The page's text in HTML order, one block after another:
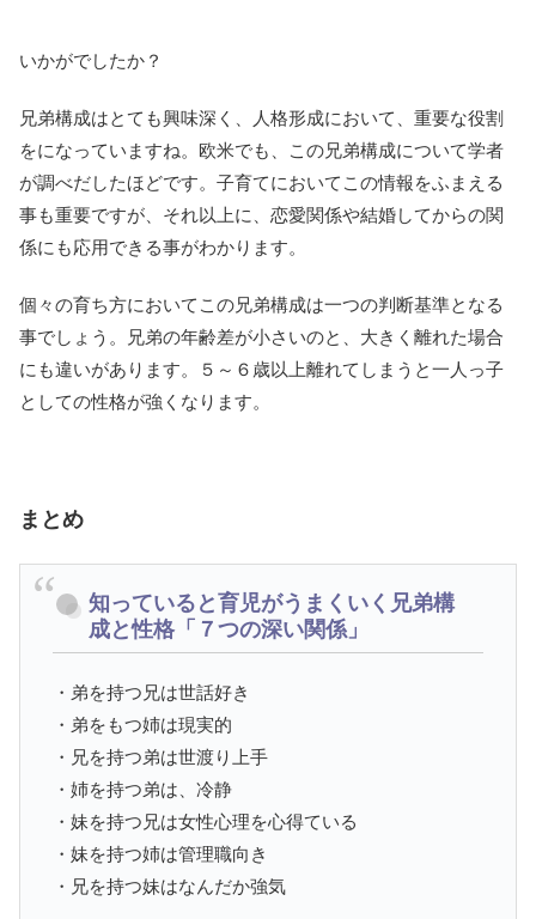
いかがでしたか？
兄弟構成はとても興味深く、人格形成において、重要な役割
をになっていますね。欧米でも、この兄弟構成について学者
が調べだしたほどです。子育てにおいてこの情報をふまえる
事も重要ですが、それ以上に、恋愛関係や結婚してからの関
係にも応用できる事がわかります。
個々の育ち方においてこの兄弟構成は一つの判断基準となる
事でしょう。兄弟の年齢差が小さいのと、大きく離れた場合
にも違いがあります。５～６歳以上離れてしまうと一人っ子
としての性格が強くなります。
まとめ
知っていると育児がうまくいく兄弟構
成と性格「７つの深い関係」
・弟を持つ兄は世話好き
・弟をもつ姉は現実的
・兄を持つ弟は世渡り上手
・姉を持つ弟は、冷静
・妹を持つ兄は女性心理を心得ている
・妹を持つ姉は管理職向き
・兄を持つ妹はなんだか強気